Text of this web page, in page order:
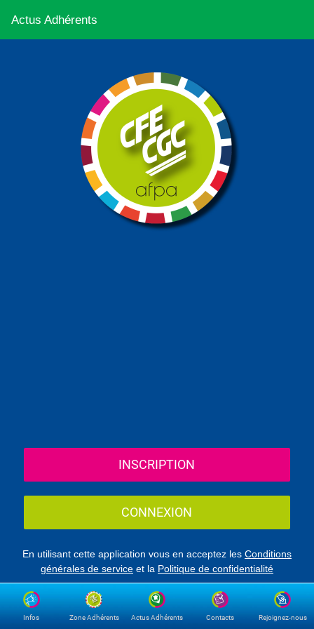
Actus Adhérents
INSCRIPTION
CONNEXION
En utilisant cette application vous en acceptez les Conditions
générales de service et la Politique de confidentialité
Infos Zone Adhérents Actus Adhérents Contacts Rejoignez-nous